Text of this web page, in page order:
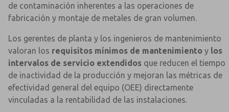
de contaminación inherentes a las operaciones de
fabricación y montaje de metales de gran volumen.
Los gerentes de planta y los ingenieros de mantenimiento
valoran los requisitos mínimos de mantenimiento y los
intervalos de servicio extendidos que reducen el tiempo
de inactividad de la producción y mejoran las métricas de
efectividad general del equipo (OEE) directamente
vinculadas a la rentabilidad de las instalaciones.